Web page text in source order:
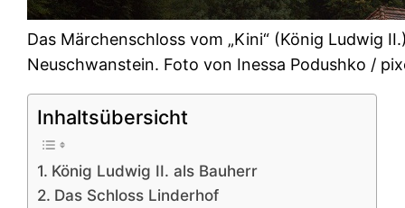
Das Märchenschloss vom „Kini“ (König Ludwig
Neuschwanstein. Foto von Inessa Podushko /
Inhaltsübersicht
König Ludwig II. als Bauherr
Das Schloss Linderhof